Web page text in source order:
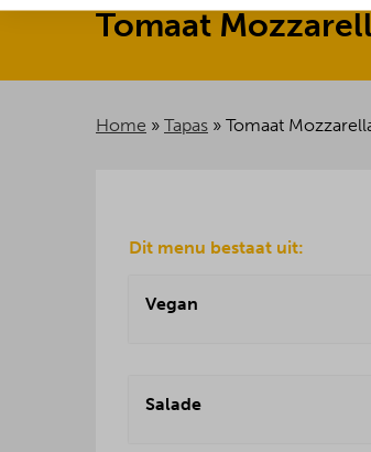
Tomaat
Home » Tapas » Tomaat
Dit menu bestaat uit:
Vegan
Salade